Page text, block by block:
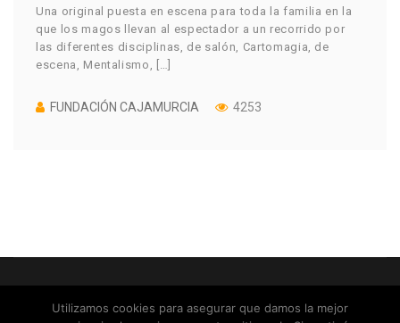
Una original puesta en escena para toda la familia en la
que los magos llevan al espectador a un recorrido por
las diferentes disciplinas, de salón, Cartomagia, de
escena, Mentalismo, […]
FUNDACIÓN CAJAMURCIA 4253
Utilizamos cookies para asegurar que damos la mejor